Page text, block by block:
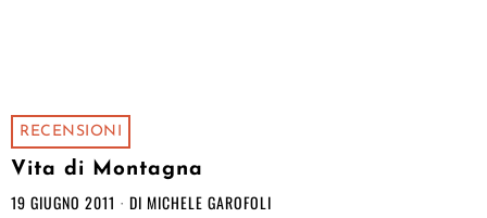
RECENSIONI
Vita di Montagna
19 GIUGNO 2011 DI MICHELE GAROFOLI